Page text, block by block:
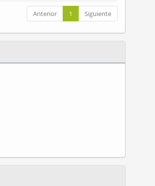
Anterior 1 Siguiente